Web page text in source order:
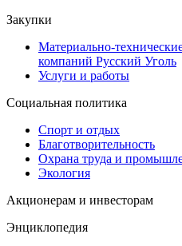
Закупки
Материально-
компаний Русский Уголь
Услуги и работы
Социальная политика
Спорт и отдых
Благотворительность
Охрана труда и
Экология
Акционерам и инвесторам
Энциклопедия